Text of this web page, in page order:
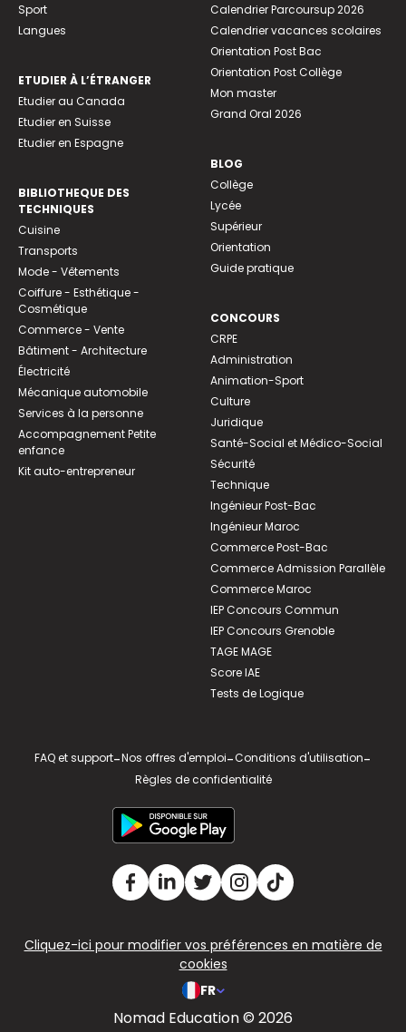
Sport
Langues
ETUDIER À L’ÉTRANGER
Etudier au Canada
Etudier en Suisse
Etudier en Espagne
BIBLIOTHEQUE DES
TECHNIQUES
Cuisine
Transports
Mode - Vêtements
Coiffure - Esthétique -
Cosmétique
Commerce - Vente
Bâtiment - Architecture
Électricité
Mécanique automobile
Services à la personne
Accompagnement Petite
enfance
Kit auto-entrepreneur
Calendrier Parcoursup 2026
Calendrier vacances scolaires
Orientation Post Bac
Orientation Post Collège
Mon master
Grand Oral 2026
BLOG
Collège
Lycée
Supérieur
Orientation
Guide pratique
CONCOURS
CRPE
Administration
Animation-Sport
Culture
Juridique
Santé-Social et Médico-Social
Sécurité
Technique
Ingénieur Post-Bac
Ingénieur Maroc
Commerce Post-Bac
Commerce Admission Parallèle
Commerce Maroc
IEP Concours Commun
IEP Concours Grenoble
TAGE MAGE
Score IAE
Tests de Logique
FAQ et support-Nos offres d'emploi-Conditions d'utilisation-
Règles de confidentialité
Cliquez-ici pour modifier vos préférences en matière de
cookies
FR
Nomad Education © 2026